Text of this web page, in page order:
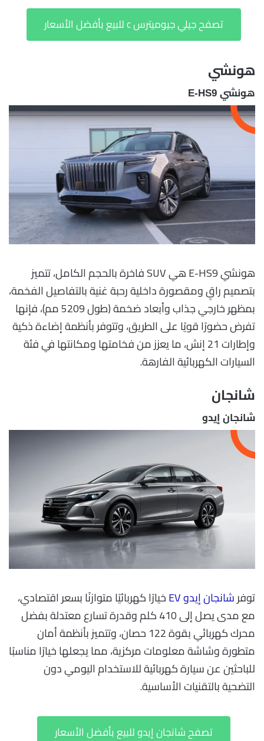
تصفح جيلي جيوميترس c للبيع بأفضل الأسعار
هونشي
هونشي E-HS9
هونشي E-HS9 هي SUV فاخرة بالحجم الكامل، تتميز
بتصميم راقٍ ومقصورة داخلية رحبة غنية بالتفاصيل الفخمة،
بمظهر خارجي جذاب وأبعاد ضخمة (طول 5209 مم)، فإنها
تفرض حضورًا قويًا على الطريق، وتتوفر بأنظمة إضاءة ذكية
وإطارات 21 إنش، ما يعزز من فخامتها ومكانتها في فئة
السيارات الكهربائية الفارهة.
شانجان
شانجان إيدو
توفرشانجان إيدو EV
خيارًا كهربائيًا متوازنًا بسعر اقتصادي،
مع مدى يصل إلى 410 كلم وقدرة تسارع معتدلة بفضل
محرك كهربائي بقوة 122 حصان، وتتميز بأنظمة أمان
متطورة وشاشة معلومات مركزية، مما يجعلها خيارًا مناسبًا
للباحثين عن سيارة كهربائية للاستخدام اليومي دون
التضحية بالتقنيات الأساسية.
تصفح شانجان إيدو للبيع بأفضل الأسعار